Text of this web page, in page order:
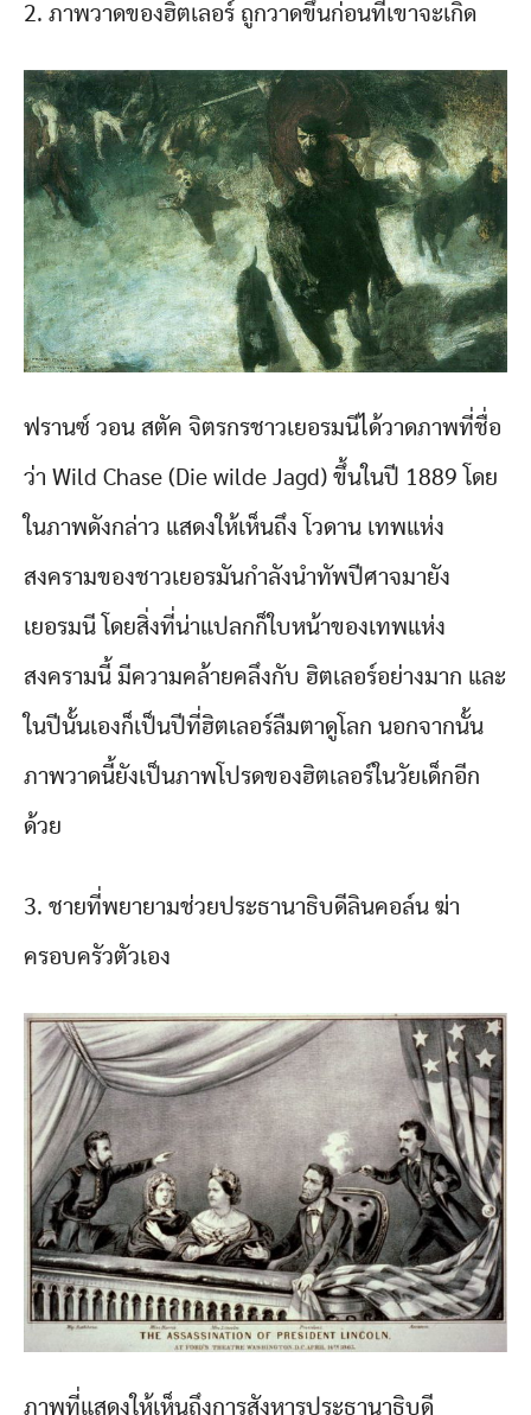
2. ภาพวาดของฮิตเลอร์ ถูกวาดขึ้นก่อนที่เขาจะเกิด
ฟรานซ์ วอน สตัค จิตรกรชาวเยอรมนีได้วาดภาพที่ชื่อ
ว่า Wild Chase (Die wilde Jagd) ขึ้นในปี 1889 โดย
ในภาพดังกล่าว แสดงให้เห็นถึง โวดาน เทพแห่ง
สงครามของชาวเยอรมันกำลังนำทัพปีศาจมายัง
เยอรมนี โดยสิ่งที่น่าแปลกก็ใบหน้าของเทพแห่ง
สงครามนี้ มีความคล้ายคลึงกับ ฮิตเลอร์อย่างมาก และ
ในปีนั้นเองก็เป็นปีที่ฮิตเลอร์ลืมตาดูโลก นอกจากนั้น
ภาพวาดนี้ยังเป็นภาพโปรดของฮิตเลอร์ในวัยเด็กอีก
ด้วย
3. ชายที่พยายามช่วยประธานาธิบดีลินคอล์น ฆ่า
ครอบครัวตัวเอง
ภาพที่แสดงให้เห็นถึงการสังหารประธานาธิบดี